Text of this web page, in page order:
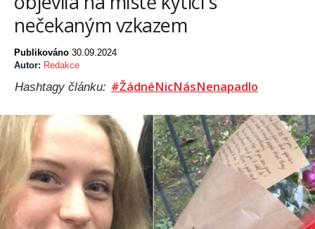
nečekaným vzkazem
Publikováno 30.09.2024
Autor: Redakce
Hashtagy článku: #ŽádnéNicNásNenapadlo